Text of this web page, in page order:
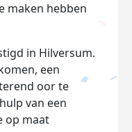
maken hebben
in Hilversum.
een
oor te
van een
op maat